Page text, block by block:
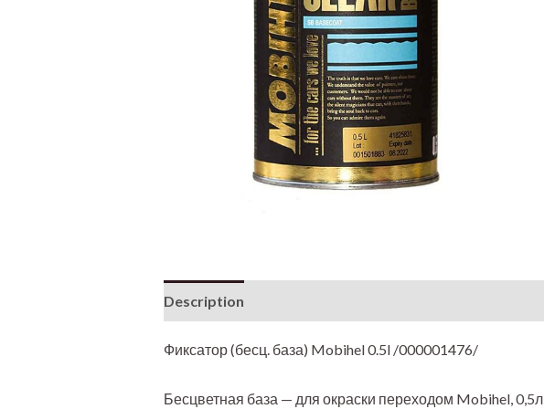
Description
Фиксатор (бесц. база) Mobihel 0.5l /000001476/
Бесцветная база — для окраски переходом Mobihel, 0,5л